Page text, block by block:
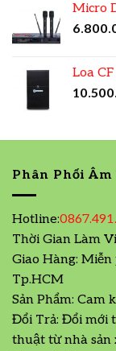
Micro
Loa
Phân Phối
Hotline:
Thời Gian Làm
Giao Hàng:
Tp.HCM
Sản Phẩm: Cam
Đổi Trả: Đổi mới
thuật từ nhà sản